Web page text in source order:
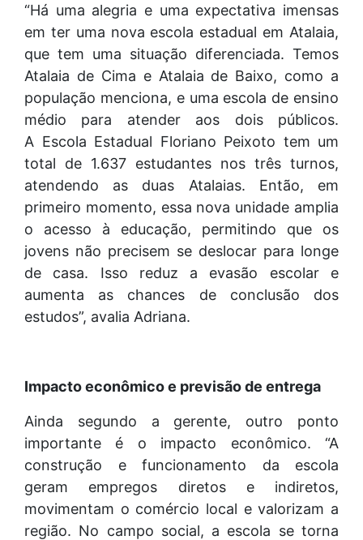
“Há uma alegria e uma expectativa imensas
em ter uma nova escola estadual em Atalaia,
que tem uma situação diferenciada. Temos
Atalaia de Cima e Atalaia de Baixo, como a
população menciona, e uma escola de ensino
médio para atender aos dois públicos.
A Escola Estadual Floriano Peixoto tem um
total de 1.637 estudantes nos três turnos,
atendendo as duas Atalaias. Então, em
primeiro momento, essa nova unidade amplia
o acesso à educação, permitindo que os
jovens não precisem se deslocar para longe
de casa. Isso reduz a evasão escolar e
aumenta as chances de conclusão dos
estudos”, avalia Adriana.
Impacto econômico e previsão de entrega
Ainda segundo a gerente, outro ponto
importante é o impacto econômico. “A
construção e funcionamento da escola
geram empregos diretos e indiretos,
movimentam o comércio local e valorizam a
região. No campo social, a escola se torna